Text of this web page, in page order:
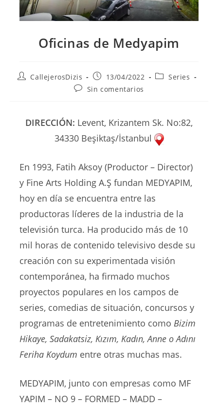
Oficinas de Medyapim
AutorCallejerosDizis
Publicación
la
13/04/2022
Categoría
Series
Comentarios
Sin comentarios
DIRECCIÓN: Levent, Krizantem Sk. No:82,
34330 Beşiktaş/İstanbul
En 1993, Fatih Aksoy (Productor – Director)
y Fine Arts Holding A.Ş fundan MEDYAPIM,
hoy en día se encuentra entre las
productoras líderes de la industria de la
televisión turca. Ha producido más de 10
mil horas de contenido televisivo desde su
creación con su experimentada visión
contemporánea, ha firmado muchos
proyectos populares en los campos de
series, comedias de situación, concursos y
programas de entretenimiento como Bizim
Hikaye, Sadakatsiz, Kızım, Kadın, Anne o Adını
Feriha Koydum entre otras muchas mas.
MEDYAPIM, junto con empresas como MF
YAPIM – NO 9 – FORMED – MADD –